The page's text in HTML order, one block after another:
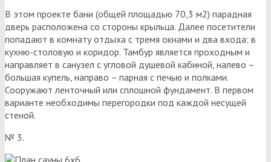
В этом проекте бани (общей площадью 70,3 м2) парадная
дверь расположена со стороны крыльца. Далее посетители
попадают в комнату отдыха с тремя окнами и два входа: в
кухню-столовую и коридор. Тамбур является проходным и
направляет в санузел с угловой душевой кабиной, налево –
большая купель, направо – парная с печью и полками.
Сооружают ленточный или сплошной фундамент. В первом
варианте необходимы перегородки под каждой несущей
стеной.
№ 3.